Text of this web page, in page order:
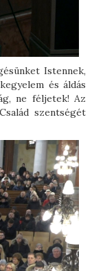
Istennek,
és áldás
ne féljetek! Az
szentségét